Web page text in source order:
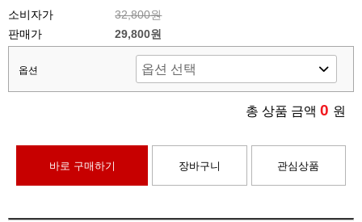
소비자가
32,800원
판매가
29,800원
옵션
총 상품 금액 0 원
바로 구매하기 장바구니 관심상품